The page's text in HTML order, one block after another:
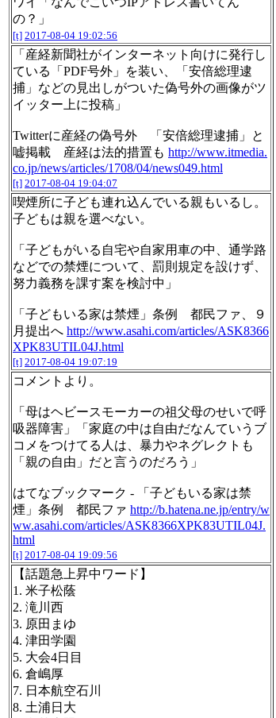
の？」
[t] 2017-08-04 19:02:56
「産経新聞社がインターネット向けに発行し
ている「PDF号外」を装い、「安倍総理逮
捕」などの見出しがついた偽号外の画像がツ
イッター上に投稿」
Twitterに産経の偽号外 「安倍総理逮捕」と
嘘掲載 産経は法的措置も http://www.itmedia.
co.jp/news/articles/1708/04/news049.html
[t] 2017-08-04 19:04:07
喫煙所に子ども連れ込んでいる親もいるし。
子どもは親を選べない。
「子どもがいる自宅や自家用車の中、通学路
などでの禁煙について、罰則規定を設けず、
努力義務を課す案を検討中」
「子どもいる家は禁煙」条例 都民ファ、９
月提出へ http://www.asahi.com/articles/ASK8366
XPK83UTIL04J.html
[t] 2017-08-04 19:07:19
コメントより。
「母はヘビースモーカーの祖父母のせいで呼
吸器障害」「家庭の中は自由だなんていうブ
コメをつけてる人は、暴力やネグレクトも
「親の自由」だと言うのだろう」
はてなブックマーク - 「子どもいる家は禁
煙」条例 都民ファ http://b.hatena.ne.jp/entry/w
ww.asahi.com/articles/ASK8366XPK83UTIL04J.
html
[t] 2017-08-04 19:09:56
【話題急上昇中ワード】
1. 米子松蔭
2. 滝川西
3. 原田まゆ
4. 津田学園
5. 大会4日目
6. 倉嶋厚
7. 日本航空石川
8. 土浦日大